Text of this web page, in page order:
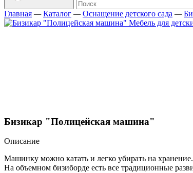
Главная —Каталог —Оснащение детского сада —
Бизикар "Полицейская машина"
Описание
Машинку можно катать и легко убирать на
На объемном бизиборде есть все традиционные